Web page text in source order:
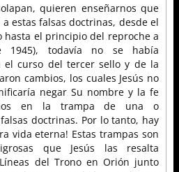
quieren enseñarnos que
estas falsas doctrinas, desde el
el principio del reproche a
1945), todavía no se había
el curso del tercer sello y de la
cambios, los cuales Jesús no
negar Su nombre y la fe
en la trampa de una o
doctrinas. Por lo tanto, hay
vida eterna! Estas trampas son
que Jesús las resalta
del Trono en Orión junto